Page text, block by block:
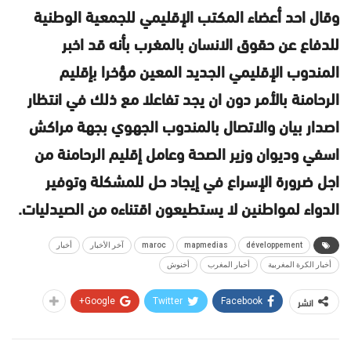
وقال احد أعضاء المكتب الإقليمي للجمعية الوطنية
للدفاع عن حقوق الانسان بالمغرب بأنه قد اخبر
المندوب الإقليمي الجديد المعين مؤخرا بإقليم
الرحامنة بالأمر دون ان يجد تفاعلا مع ذلك في انتظار
اصدار بيان والاتصال بالمندوب الجهوي بجهة مراكش
اسفي وديوان وزير الصحة وعامل إقليم الرحامنة من
اجل ضرورة الإسراع في إيجاد حل للمشكلة وتوفير
الدواء لمواطنين لا يستطيعون اقتناءه من الصيدليات.
développement
mapmedias
maroc آخر الأخبار أخبار
أخبار الكرة المغربية أخبار المغرب أخنوش
انشر Facebook
Twitter
Google+